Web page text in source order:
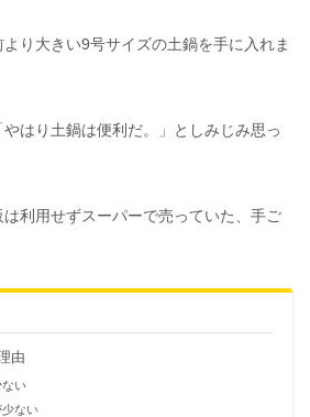
り大きい9号サイズの土鍋を手に入れま
はり土鍋は便利だ。」としみじみ思っ
利用せずスーパーで売っていた、手ご
由
ない
ない